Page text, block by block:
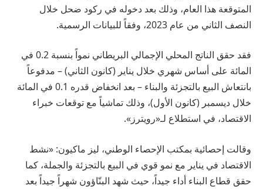
المتوقعة هذا العام، وذلك بعد دخوله في ركود ضحل خلال
النصف الثاني من عام 2023، وفقاً للبيانات الرسمية.
فقد حقق الناتج المحلي الإجمالي البريطاني نمواً بنسبة 0.2 في
المائة على أساس شهري خلال يناير (كانون الثاني) – مدفوعاً
بانتعاش البيع بالتجزئة والبناء – بعد انخفاض قدره 0.1 في المائة
خلال ديسمبر (كانون الأول)، وذلك تماشياً مع توقعات خبراء
الاقتصاد، في استطلاع لـ«رويترز».
وقالت إحصائية بمكتب الإحصاء الوطني، ليز ماكيون: «نشط
الاقتصاد في يناير مع نمو قوي في البيع بالتجزئة والجملة، كما
حقق قطاع البناء أداء جيداً، حيث شهد البنّاؤون شهراً جيداً بعد